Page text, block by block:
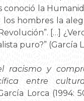
conoció la
hombres la
[…]
puro?” (García
racismo y
entre
Lorca (1994: